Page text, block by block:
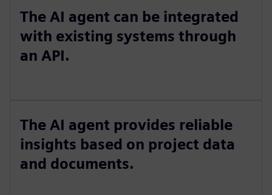
The AI agent can be integrated
with existing systems through
an API.
The AI agent provides reliable
insights based on project data
and documents.